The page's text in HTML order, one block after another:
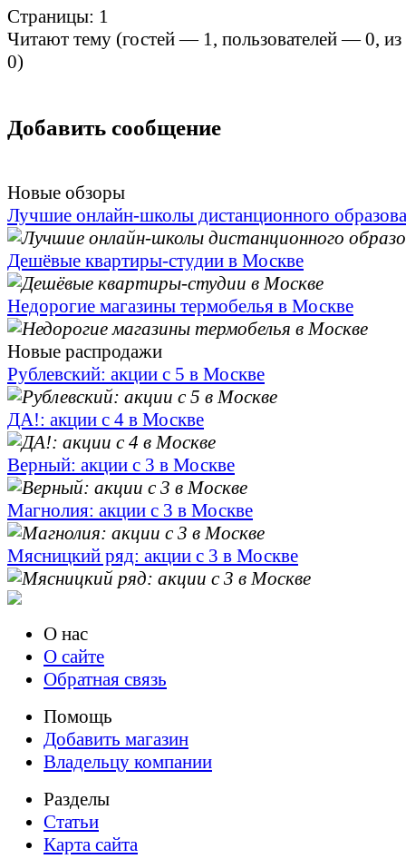
Страницы: 1
Читают тему (гостей — 1, пользователей —0,
0)
Добавить сообщение
Новые обзоры
Лучшие онлайн-школы дистанционного
Дешёвые квартиры-студии в Москве
Недорогие магазины термобелья в Москве
Новые распродажи
Рублевский: акции с 5 в Москве
ДА!: акции с 4 в Москве
Верный: акции с 3 в Москве
Магнолия: акции с 3 в Москве
Мясницкий ряд: акции с 3 в Москве
О нас
О сайте
Обратная связь
Помощь
Добавить магазин
Владельцу компании
Разделы
Статьи
Карта сайта